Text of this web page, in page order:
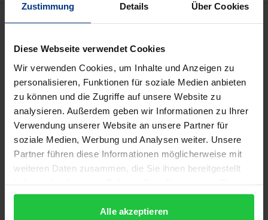
Zustimmung Details Über Cookies
Diese Webseite verwendet Cookies
Wir verwenden Cookies, um Inhalte und Anzeigen zu
personalisieren, Funktionen für soziale Medien anbieten
zu können und die Zugriffe auf unsere Website zu
analysieren. Außerdem geben wir Informationen zu Ihrer
Verwendung unserer Website an unsere Partner für
soziale Medien, Werbung und Analysen weiter. Unsere
Partner führen diese Informationen möglicherweise mit
weiteren Daten zusammen, die Sie ihnen bereitgestellt
gesammelt haben.
Alle akzeptieren
Description
Die Wahl eines geeigneten Kooperationspartners
stellt einen bedeutenden Faktor für das Gelingen
einer Unternehmenskooperation dar. Trotz der
hohen strategischen Wichtigkeit von Kooperationen
ist bisher weder abschließend geklärt, nach welchen
Kriterien Unternehmen ihre Kooperationspartner
auswählen, noch welche Erfolgswirkung diese
Auswahl besitzt. Die Dissertation beschäftigt sich
sie zum ersten Mal integriert miteinander. Die